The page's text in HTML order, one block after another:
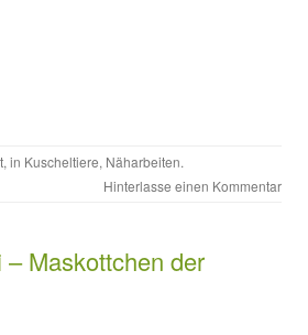
, in Kuscheltiere, Näharbeiten.
Hinterlasse einen Kommentar
Maskottchen der